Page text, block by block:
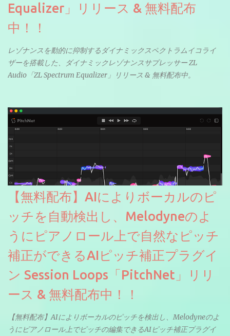
Equalizer」リリース & 無料配布
中！！
レゾナンスを動的に抑制するダイナミックスペクトラムイコライ
ザーを搭載した、ダイナミックレゾナンスサプレッサー ZL
Audio「ZL Spectrum Equalizer」リリース & 無料配布中。
【無料配布】AIによりボーカルのピ
ッチを自動検出し、Melodyneのよ
うにピアノロール上で自然なピッチ
補正ができるAIピッチ補正プラグイ
ン Session Loops「PitchNet」リリ
ース & 無料配布中！！
【無料配布】AIによりボーカルのピッチを検出し、Melodyneのよ
うにピアノロール上でピッチの編集できるAIピッチ補正プラグイ